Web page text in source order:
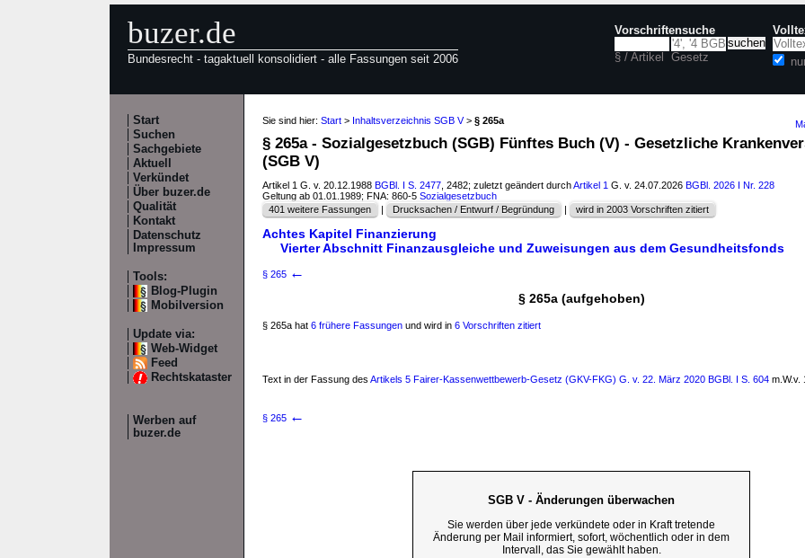
buzer.de
Bundesrecht - tagaktuell konsolidiert - alle Fassungen seit 2006
Vorschriftensuche
§ / Artikel Gesetz
Start
Suchen
Sachgebiete
Aktuell
Verkündet
Über buzer.de
Qualität
Kontakt
Datenschutz
Impressum
Tools:
Blog-Plugin
Mobilversion
Update via:
Web-Widget
Feed
Rechtskataster
Werben auf
buzer.de
Sie sind hier: Start > Inhaltsverzeichnis SGB V> § 265a
§ 265a - Sozialgesetzbuch (SGB) Fünftes Buch (V) - Gesetzliche
(SGB V)
Artikel 1 G. v. 20.12.1988 BGBl. I S. 2477 , 2482; zuletzt geändert durchArtikel 1 G. v. 24.07.2026 BGBl. 2026 I Nr. 228
Geltung ab 01.01.1989; FNA: 860-5 Sozialgesetzbuch
401 weitere Fassungen
| Drucksachen / Entwurf / Begründung | wird in 2003 Vorschriften zitiert
Achtes Kapitel Finanzierung
Vierter Abschnitt Finanzausgleiche und Zuweisungen aus dem Gesundheitsfonds
§ 265 ←
§ 265a (aufgehoben)
§ 265a hat 6 frühere Fassungen und wird in 6 Vorschriften zitiert
Text in der Fassung des Artikels 5 Fairer-Kassenwettbewerb-Gesetz (GKV-FKG) G. v. 22. März 2020 BGBl. I S. 604 m.W.v.
§ 265 ←
SGB V - Änderungen überwachen
Sie werden über jede verkündete oder in Kraft tretende
Änderung per Mail informiert, sofort, wöchentlich oder in dem
Intervall, das Sie gewählt haben.